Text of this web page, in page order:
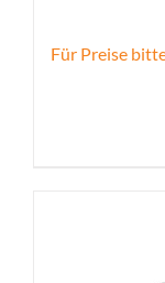
Für Preise